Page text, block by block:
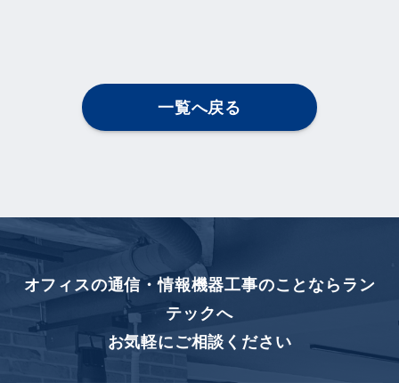
一覧へ戻る
オフィスの通信・情報機器工事のことなら ラン
テックへ
お気軽にご相談ください